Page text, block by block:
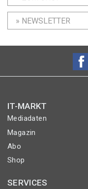
» NEWSLETTER
IT-MARKT
Mediadaten
Magazin
Abo
Shop
SERVICES